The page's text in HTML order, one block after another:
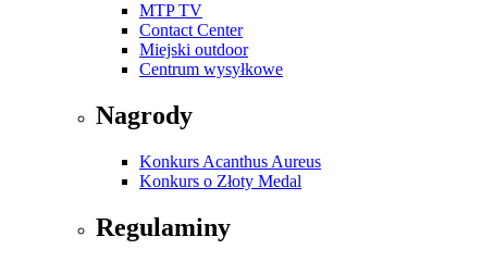
MTP TV
Contact Center
Miejski outdoor
Centrum wysyłkowe
Nagrody
Konkurs Acanthus Aureus
Konkurs o Złoty Medal
Regulaminy